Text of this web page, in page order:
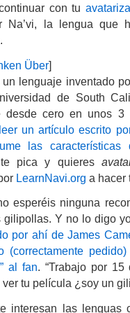
con tu
Na’vi, la lengua que
Über]
un lenguaje inventado
de South
desde cero en unos
un artículo escrito
las características
pica y quieres
LearnNavi.org a hacer
esperéis ninguna
gilipollas. Y no lo digo
por ahí de James
(correctamente
al fan. “Trabajo por
ver tu película ¿soy un
interesan las lenguas